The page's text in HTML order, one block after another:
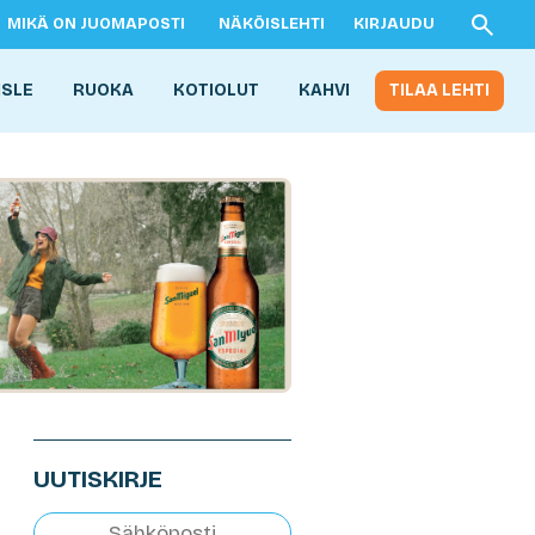
MIKÄ ON JUOMAPOSTI NÄKÖISLEHTI KIRJAUDU
RUOKA KOTIOLUT KAHVI TILAA LEHTI
UUTISKIRJE